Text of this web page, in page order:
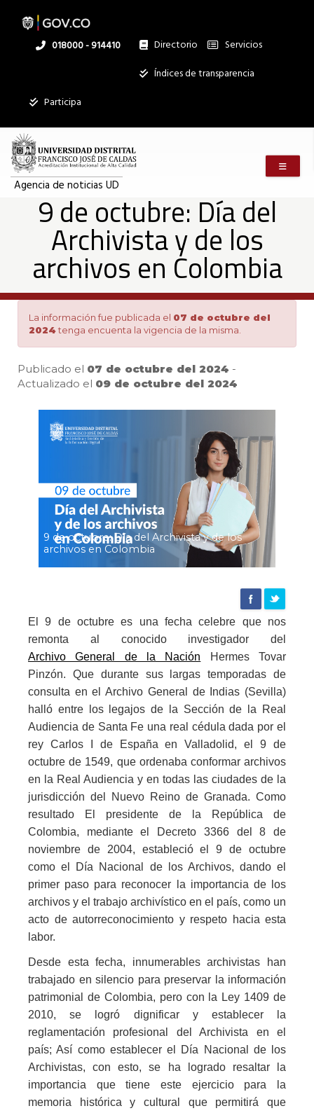
de
octubre:
Día
del
Archivista
y
de
los
archivos
en
Colombia
Agencia
de
noticias
UD
contenido
Linea
018000 - 914410 Directorio
Institucional
Servicios
Índices de transparencia
Participa
Agencia de noticias UD
9 de octubre: Día del
Archivista y de los
archivos en Colombia
La información fue publicada el 07 de octubre del
2024tenga encuenta la vigencia de la misma.
Publicado el 07 de octubre del 2024 -
Actualizado el 09 de octubre del 2024
9 de octubre: Día del Archivista y de los
archivos en Colombia
El 9 de octubre es una fecha celebre que nos
remonta al conocido investigador del
Archivo General de la Nación Hermes Tovar
Pinzón. Que durante sus largas temporadas de
consulta en el Archivo General de Indias (Sevilla)
halló entre los legajos de la Sección de la Real
Audiencia de Santa Fe una real cédula dada por el
rey Carlos I de España en Valladolid, el 9 de
octubre de 1549, que ordenaba conformar archivos
en la Real Audiencia y en todas las ciudades de la
jurisdicción del Nuevo Reino de Granada. Como
resultado El presidente de la República de
Colombia, mediante el Decreto 3366 del 8 de
noviembre de 2004, estableció el 9 de octubre
como el Día Nacional de los Archivos, dando el
primer paso para reconocer la importancia de los
archivos y el trabajo archivístico en el país, como un
acto de autorreconocimiento y respeto hacia esta
labor.
Desde esta fecha, innumerables archivistas han
trabajado en silencio para preservar la información
patrimonial de Colombia, pero con la Ley 1409 de
2010, se logró dignificar y establecer la
reglamentación profesional del Archivista en el
país; Así como establecer el Día Nacional de los
Archivistas, con esto, se ha logrado resaltar la
importancia que tiene este ejercicio para la
memoria histórica y cultural que permitirá que